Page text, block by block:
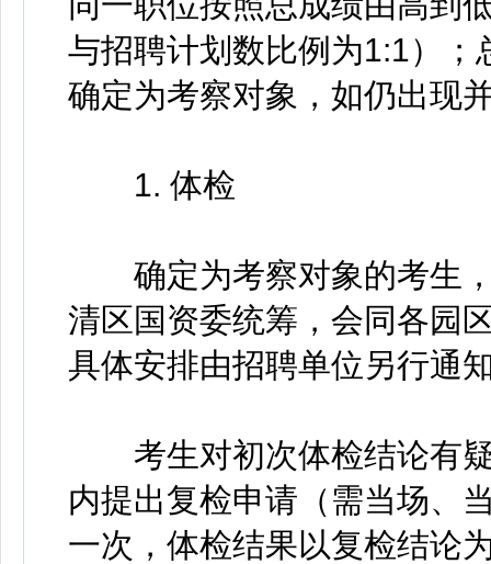
与招聘计划数比例为1:1）
确定为考察对象，如仍出现
1. 体检
确定为考察对象的考生，
清区国资委统筹，会同各园
具体安排由招聘单位另行通
考生对初次体检结论有疑
内提出复检申请（需当场、
一次，体检结果以复检结论